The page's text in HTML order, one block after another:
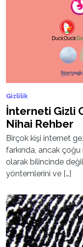
Gizlilik
İnterneti Gizli
Nihai Rehber
Birçok kişi internet
farkında, ancak
olarak bilincinde
yöntemlerini ve […]